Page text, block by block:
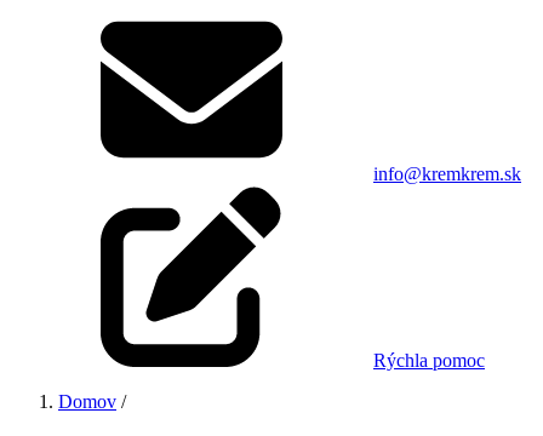
info@kremkrem.sk
Rýchla pomoc
Domov /